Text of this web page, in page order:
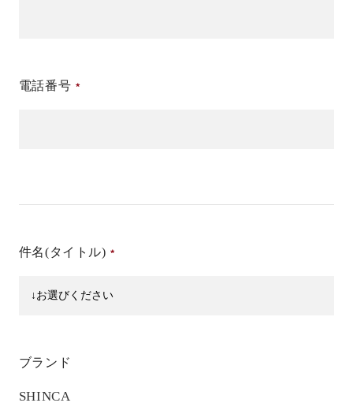
電話番号
件名(タイトル)
ブランド
SHINCA